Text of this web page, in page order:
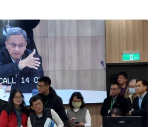
蓮一家牧場合作，漂流木送進氣化爐可
海洋復育的幫手。找對方法，廢材也可
～8月海浪平穩，許多潛水愛好者會來
，觀察珊瑚礁生態，與魚群共游。花蓮
會由一群潛水的同好組成，在潛水的同
。泡海水的海漂垃圾含有氯 去化問題
塑膠袋、漂流木，這些廢棄物因為泡過
視為拒絕往來戶。原來泡過海水的廢棄
是氯化鈉，進入一般的焚化爐或鍋爐燃